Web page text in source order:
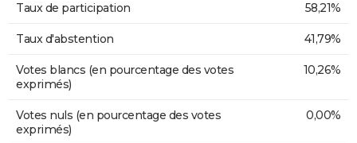
Taux de participation 58,21%
Taux d'abstention 41,79%
Votes blancs (en pourcentage des votes
exprimés)
10,26%
Votes nuls (en pourcentage des votes
exprimés)
0,00%